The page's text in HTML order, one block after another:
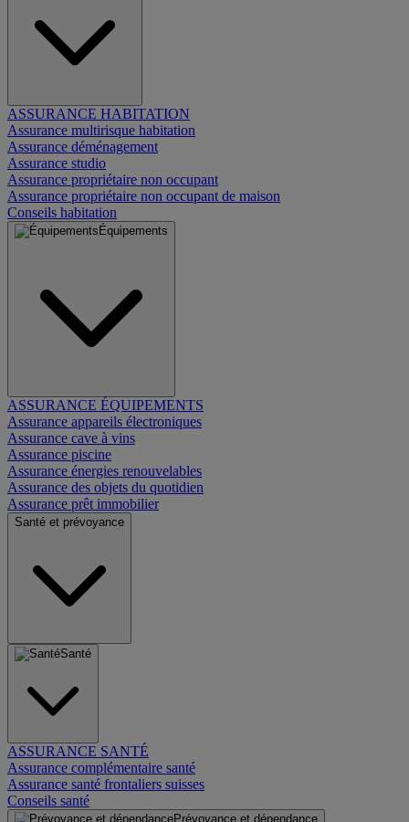
ASSURANCE HABITATION
Assurance multirisque habitation
Assurance déménagement
Assurance studio
Assurance propriétaire non occupant
Assurance propriétaire non occupant de maison
Conseils habitation
Équipements
ASSURANCE ÉQUIPEMENTS
Assurance appareils électroniques
Assurance cave à vins
Assurance piscine
Assurance énergies renouvelables
Assurance des objets du quotidien
Assurance prêt immobilier
Santé et prévoyance
Santé
ASSURANCE SANTÉ
Assurance complémentaire santé
Assurance santé frontaliers suisses
Conseils santé
Prévoyance et dépendance